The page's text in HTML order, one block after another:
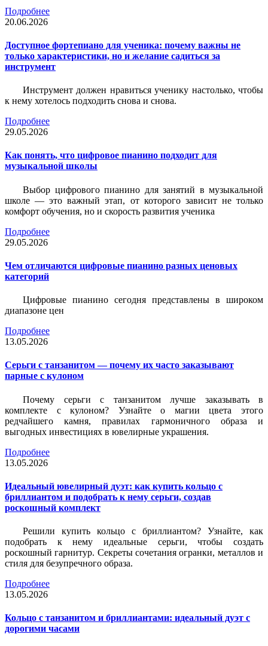
Подробнее
20.06.2026
Доступное фортепиано для ученика: почему важны не
только характеристики, но и желание садиться за
инструмент
Инструмент должен нравиться ученику настолько, чтобы
к нему хотелось подходить снова и снова.
Подробнее
29.05.2026
Как понять, что цифровое пианино подходит для
музыкальной школы
Выбор цифрового пианино для занятий в музыкальной
школе — это важный этап, от которого зависит не только
комфорт обучения, но и скорость развития ученика
Подробнее
29.05.2026
Чем отличаются цифровые пианино разных ценовых
категорий
Цифровые пианино сегодня представлены в широком
диапазоне цен
Подробнее
13.05.2026
Серьги с танзанитом — почему их часто заказывают
парные с кулоном
Почему серьги с танзанитом лучше заказывать в
комплекте с кулоном? Узнайте о магии цвета этого
редчайшего камня, правилах гармоничного образа и
выгодных инвестициях в ювелирные украшения.
Подробнее
13.05.2026
Идеальный ювелирный дуэт: как купить кольцо с
бриллиантом и подобрать к нему серьги, создав
роскошный комплект
Решили купить кольцо с бриллиантом? Узнайте, как
подобрать к нему идеальные серьги, чтобы создать
роскошный гарнитур. Секреты сочетания огранки, металлов и
стиля для безупречного образа.
Подробнее
13.05.2026
Кольцо с танзанитом и бриллиантами: идеальный дуэт с
дорогими часами